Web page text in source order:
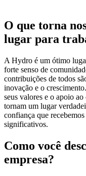
O que torna
lugar para
A Hydro é um ótimo
forte senso de
contribuições de todos
inovação e o
seus valores e o apoio
tornam um lugar
confiança que
significativos.
Como você
empresa?